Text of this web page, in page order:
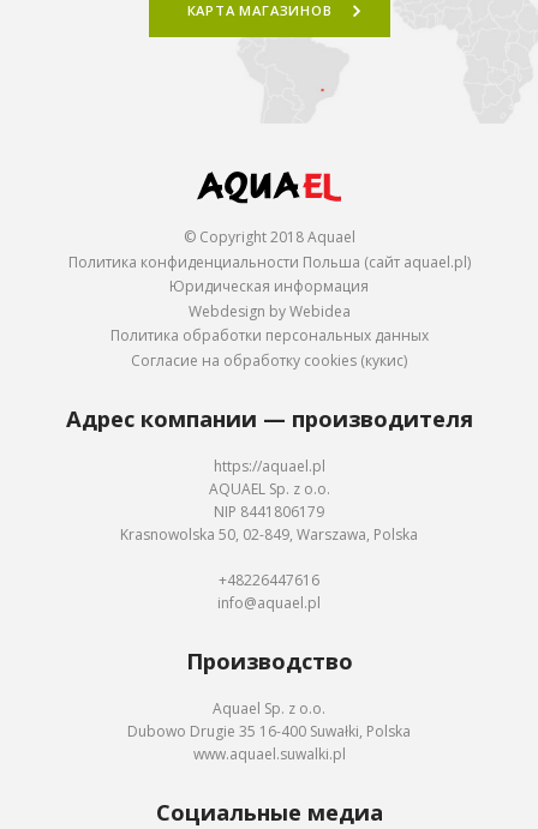
КАРТА МАГАЗИНОВ
© Copyright 2018 Aquael
Политика конфиденциальности Польша (сайт aquael.pl)
Юридическая информация
Webdesign by Webidea
Политика обработки персональных данных
Согласие на обработку cookies (кукис)
Адрес компании — производителя
https://aquael.pl
AQUAEL Sp. z o.o.
NIP 8441806179
Krasnowolska 50, 02-849, Warszawa, Polska
+48226447616
info@aquael.pl
Производство
Aquael Sp. z o.o.
Dubowo Drugie 35 16-400 Suwałki, Polska
www.aquael.suwalki.pl
Социальные медиа